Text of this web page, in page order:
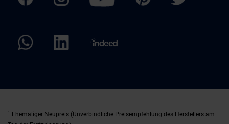
1
Ehemaliger Neupreis (Unverbindliche Preisempfehlung des Herstellers am